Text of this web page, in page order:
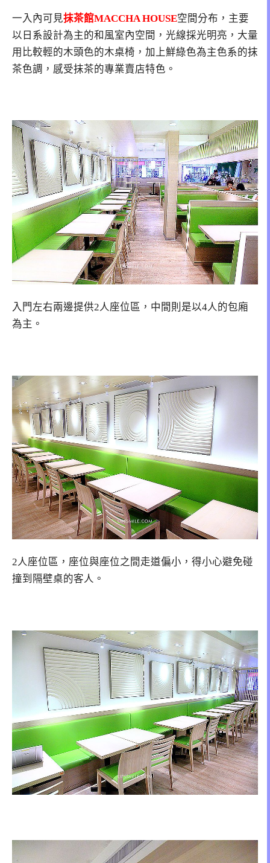
一入內可見抹茶館MACCHA HOUSE空間分布，主要
以日系設計為主的和風室內空間，光線採光明亮，大量
用比較輕的木頭色的木桌椅，加上鮮綠色為主色系的抹
茶色調，感受抹茶的專業賣店特色。
入門左右兩邊提供2人座位區，中間則是以4人的包廂
為主。
2人座位區，座位與座位之間走道偏小，得小心避免碰
撞到隔壁桌的客人。